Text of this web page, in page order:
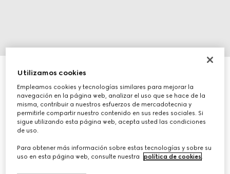
Pendientes de oro blanco Gucci Interlocking de
18 quilates
€ 900
Variacionesoro blanco de 18 quilates
Utilizamos cookies
Empleamos cookies y tecnologías similares para mejorar la
navegación en la página web, analizar el uso que se hace de la
misma, contribuir a nuestros esfuerzos de mercadotecnia y
permitirle compartir nuestro contenido en sus redes sociales. Si
sigue utilizando esta página web, acepta usted las condiciones
de uso.
Para obtener más información sobre estas tecnologías y sobre su
uso en esta página web, consulte nuestra
política de cookies